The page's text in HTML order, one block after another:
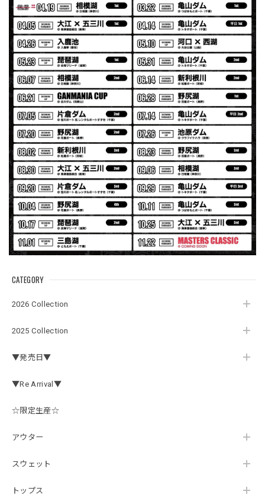
CATEGORY
2026 Collection
2025 Collection
▼発売日▼
▼Re Arrival▼
☆限定生産☆
アウター
スウェット
トップス
MIR届きました。発送まで迅速に対応して頂きありがとうご
ざいました。
【Seamania】Uv Rush Cool Logo Zip Parka［BLK］［LIMITED］
ブラック L
2026/07/30
発送も早く着心地最高！！！！ セットアップで短パンも買
えば良かった！！
Logo Sweat Zip Parka [ASH GRY]
アッシュグレー XXL
2026/07/30
夏の早朝 少し肌寒い時一枚羽織りたい時ちょうど良い。
秋 冬 春 中でも外でも、ちょっと良い。厚めの生地がし
っかりしていて、タウンユースでも、気分良く歩けます。
ネオプレーンの生地のしなやかな品で、何にでも使えるバス
ャケットは、もちろん 車内の、ロッドバーにマッチして、
この秋、車を新しくする予定で、車内のインテリアに飾る予
です。